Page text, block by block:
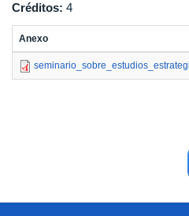
Créditos: 4
Anexo